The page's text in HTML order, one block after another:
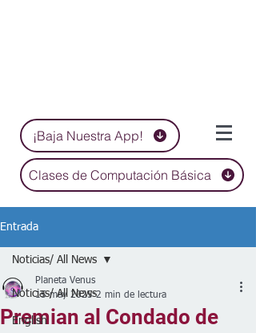
¡Baja Nuestra App!
Clases de Computación Básica
Entrada
Noticias/ All News
English
Noticias/ All News
Premian al Condado de
Planeta Venus
15 may 2025 2 min de lectura